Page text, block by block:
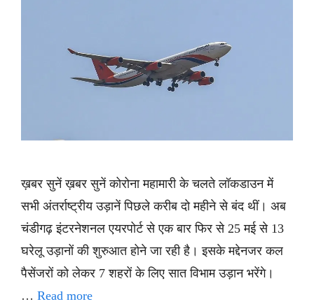
ख़बर सुनें ख़बर सुनें कोरोना महामारी के चलते लॉकडाउन में
सभी अंतर्राष्ट्रीय उड़ानें पिछले करीब दो महीने से बंद थीं। अब
चंडीगढ़ इंटरनेशनल एयरपोर्ट से एक बार फिर से 25 मई से 13
घरेलू उड़ानों की शुरुआत होने जा रही है। इसके मद्देनजर कल
पैसेंजरों को लेकर 7 शहरों के लिए सात विभाम उड़ान भरेंगे।
… Read more